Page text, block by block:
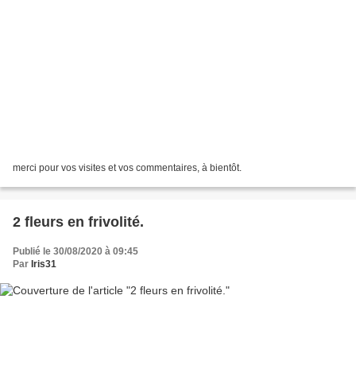
merci pour vos visites et vos commentaires, à bientôt.
2 fleurs en frivolité.
Publié le 30/08/2020 à 09:45
Par Iris31